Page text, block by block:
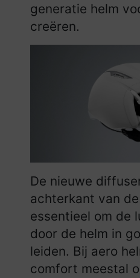
generatie helm
creëren.
De nieuwe
achterkant van
essentieel om de
door de helm in
leiden. Bij aero
comfort meestal